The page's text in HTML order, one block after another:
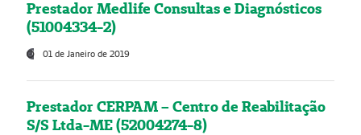
Prestador Medlife Consultas e Diagnósticos
(51004334-2)
01 de Janeiro de 2019
Prestador CERPAM – Centro de Reabilitação
S/S Ltda-ME (52004274-8)